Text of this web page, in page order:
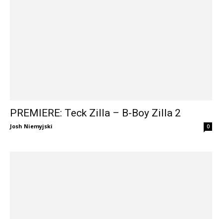
PREMIERE: Teck Zilla – B-Boy Zilla 2
Josh Niemyjski 0